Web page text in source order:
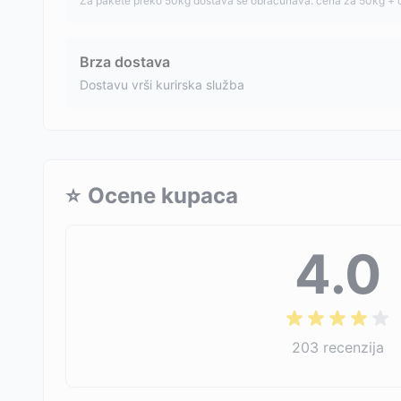
Brza dostava
Dostavu vrši kurirska služba
⭐ Ocene kupaca
4.0
203 recenzija